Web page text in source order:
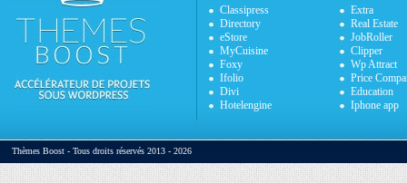
Classipress
Extra
Directory
Real Estate
eStore
JobRoller
MyCuisine
Clipper
Foxy
Wp Attract
Ifolio
Price
Divi
Education
Hotelengine
Iphone app
Thèmes Boost - Tous droits réservés 2013 - 2026